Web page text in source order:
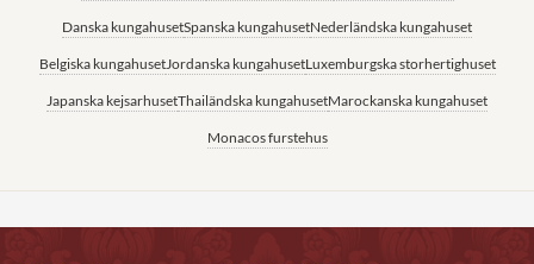
Danska kungahusetSpanska kungahusetNederländska kungahuset
Belgiska kungahusetJordanska kungahusetLuxemburgska storhertighuset
Japanska kejsarhusetThailändska kungahusetMarockanska kungahuset
Monacos furstehus